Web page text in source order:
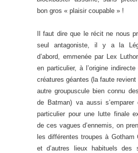
bon gros « plaisir coupable » !
Il faut dire que le récit ne nous
seul antagoniste, il y a la
d’abord, emmenée par Lex
en particulier, à l’origine
créatures géantes (la faute
autre groupuscule bien connu
de Batman) va aussi s’emparer
particulier pour une lutte finale
de ces vagues d’ennemis, on
les différentes troupes à Gotham
et d’autres lieux habituels des